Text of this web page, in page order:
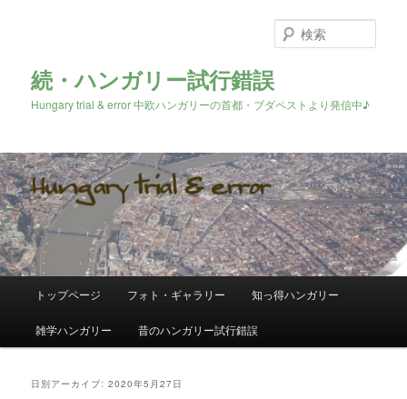
続・ハンガリー試行錯誤
Hungary trial & error 中欧ハンガリーの首都・ブダペストより発信中♪
索
メ
メ
イ
サ
ブ
トップページ フォト・ギャラリー 知っ得ハンガリー
雑学ハンガリー 昔のハンガリー試行錯誤
日別アーカイブ:2020年5月27日